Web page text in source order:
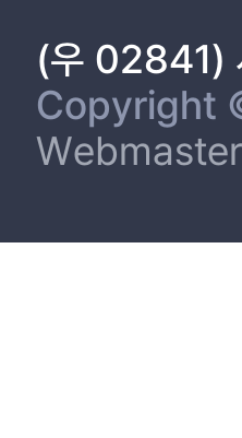
(우 02841)
Copyright
Webmaster